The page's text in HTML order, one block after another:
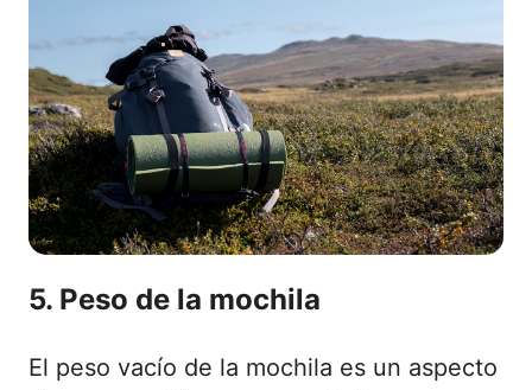
5. Peso de la mochila
El peso vacío de la mochila es un aspecto